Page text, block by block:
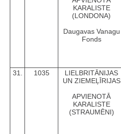
KARALISTE
(LONDONA)
Daugavas Vanagu
Fonds
31.
1035
LIELBRITĀNIJAS
UN ZIEMEĻĪRIJAS
APVIENOTĀ
KARALISTE
(STRAUMĒNI)